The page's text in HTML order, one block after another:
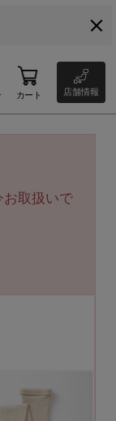
カート 店舗情報
お取扱いで